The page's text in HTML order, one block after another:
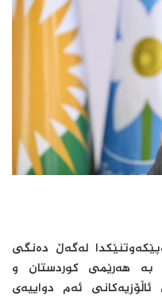
لەگەڵ دەنگی
بە هەرێمی کوردستان و
ئاڵۆزیەکانی ئەم دواییەی